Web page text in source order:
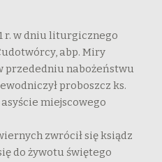
r. w dniu liturgicznego
abp. Miry
przededniu nabożeństwu
proboszcz ks.
miejscowego
zwrócił się ksiądz
do żywotu świętego